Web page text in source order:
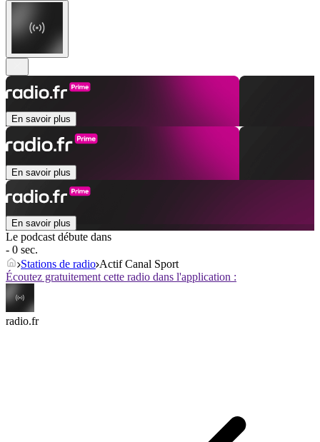
En savoir plus
En savoir plus
En savoir plus
Le podcast débute dans
- 0 sec.
Stations de radio Actif Canal Sport
Écoutez gratuitement cette radio dans l'application :
radio.fr